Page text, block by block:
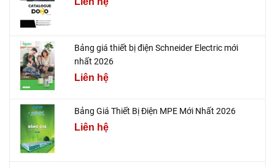
Bảng giá thiết bị điện Schneider Electric mới
nhất 2026
Liên hệ
Bảng Giá Thiết Bị Điện MPE Mới Nhất 2026
Liên hệ